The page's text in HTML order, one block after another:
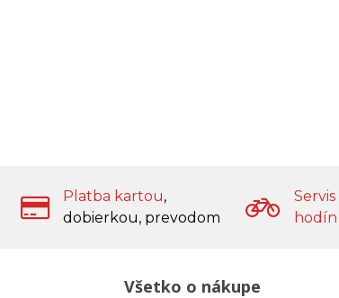
Platba kartou,
dobierkou, prevodom
Servis
hodín
Všetko o nákupe